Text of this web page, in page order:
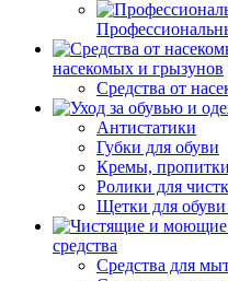
насекомых и грызунов
Средства от
Антистатики
Губки для обуви
Кремы,
Ролики для
Щетки для
средства
Средства для